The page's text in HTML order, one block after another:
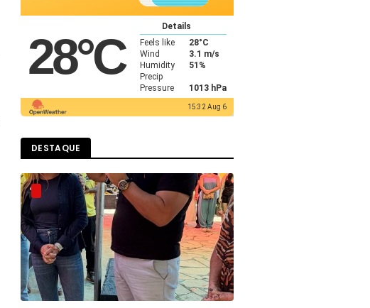
28°C
Details
Feels like
28°C
Wind
3.1 m/s
Humidity
51%
Precip
Pressure
1013 hPa
15:32 Aug 6
DESTAQUE